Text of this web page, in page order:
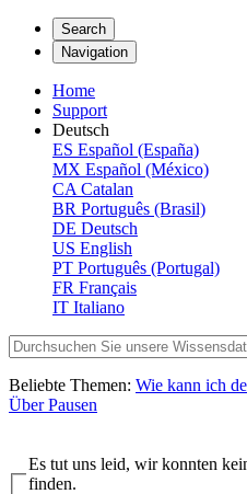
Search
Navigation
Home
Support
Deutsch
ES Español (España)
MX Español (México)
CA Catalan
BR Português (Brasil)
DE Deutsch
US English
PT Português (Portugal)
FR Français
IT Italiano
Beliebte Themen: Wie kann ich
Über Pausen
Es tut uns leid, wir konnten
finden.